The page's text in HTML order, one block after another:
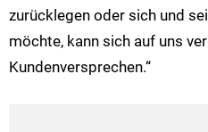
zurücklegen oder sich und
möchte, kann sich auf uns
Kundenversprechen.“